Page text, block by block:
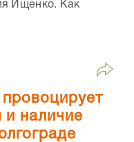
Ищенко. Как
провоцирует
наличие